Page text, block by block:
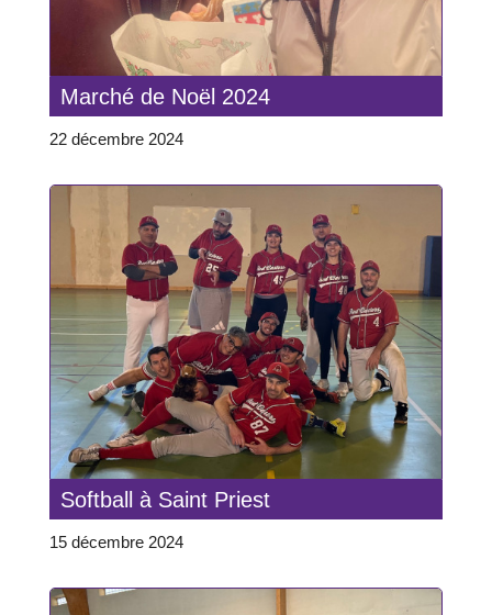
Marché de Noël 2024
22 décembre 2024
Softball à Saint Priest
15 décembre 2024